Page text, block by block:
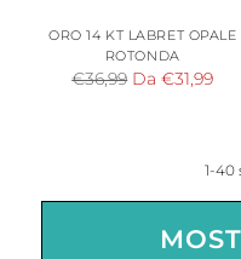
ORO 14 KT LABRET OPALE
ROTONDA
Prezzo
€36,99 Da €31,99
1-40